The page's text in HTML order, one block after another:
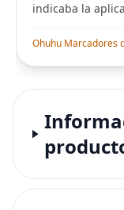
indicaba la